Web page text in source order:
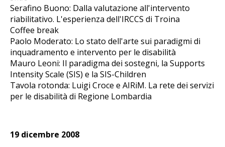
Serafino Buono: Dalla valutazione all'intervento
riabilitativo. L'esperienza dell'IRCCS di Troina
Coffee break
Paolo Moderato: Lo stato dell'arte sui paradigmi di
inquadramento e intervento per le disabilità
Mauro Leoni: Il paradigma dei sostegni, la Supports
Intensity Scale (SIS) e la SIS-Children
Tavola rotonda: Luigi Croce e AIRiM. La rete dei servizi
per le disabilità di Regione Lombardia
19 dicembre 2008